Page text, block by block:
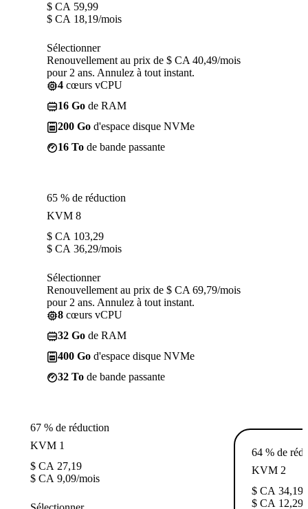
$ CA 59,99
$ CA 18,19/mois
Sélectionner
Renouvellement au prix de $ CA 40,49/mois
pour 2 ans. Annulez à tout instant.
4 cœurs vCPU
16 Go de RAM
200 Go d'espace disque NVMe
16 To de bande passante
65 % de réduction
KVM 8
$ CA 103,29
$ CA 36,29/mois
Sélectionner
Renouvellement au prix de $ CA 69,79/mois
pour 2 ans. Annulez à tout instant.
8 cœurs vCPU
32 Go de RAM
400 Go d'espace disque NVMe
32 To de bande passante
67 % de réduction
KVM 1
$ CA 27,19
$ CA 9,09/mois
64 % de
KVM 2
$ CA 34,19
$ CA 12,29